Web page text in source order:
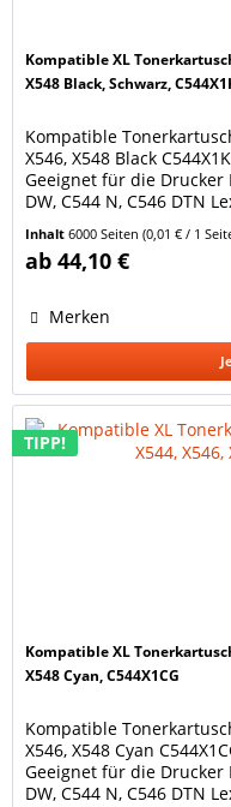
Kompatible XL
X548 Black, Schwarz,
Kompatible
X546, X548 Black
Geeignet für die Drucker
DW, C544 N, C546 DTN
C544 DN, C544 DTN,
Original Lexmark Toner
Inhalt6000 Seiten(0,01 € / 1
ab 44,10 €
Merken
TIPP!
Kompatible XL
X548 Cyan, C544X1CG
Kompatible
X546, X548 Cyan
Geeignet für die Drucker
DW, C544 N, C546 DTN